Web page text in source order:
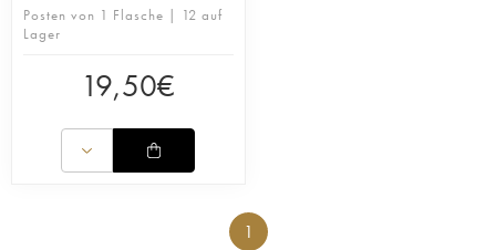
Posten von 1 Flasche | 12 auf
Lager
19,50€
1